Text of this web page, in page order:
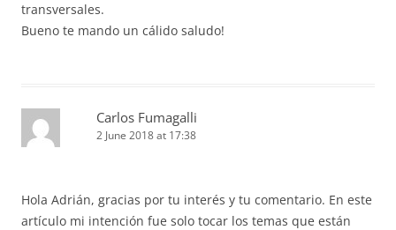
transversales.
Bueno te mando un cálido saludo!
Carlos Fumagalli
2 June 2018 at 17:38
Hola Adrián, gracias por tu interés y tu comentario. En este
artículo mi intención fue solo tocar los temas que están